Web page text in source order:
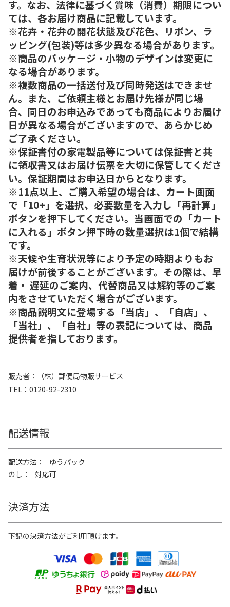
す。なお、法律に基づく賞味（消費）期限につい
ては、各お届け商品に記載しています。
※花卉・花弁の開花状態及び花色、リボン、ラ
ッピング(包装)等は多少異なる場合があります。
※商品のパッケージ・小物のデザインは変更に
なる場合があります。
※複数商品の一括送付及び同時発送はできませ
ん。また、ご依頼主様とお届け先様が同じ場
合、同日のお申込みであっても商品によりお届け
日が異なる場合がございますので、あらかじめ
ご了承ください。
※保証書付の家電製品等については保証書と共
に領収書又はお届け伝票を大切に保管してくださ
い。保証期間はお申込日からとなります。
※11点以上、ご購入希望の場合は、カート画面
で「10+」を選択、必要数量を入力し「再計算」
ボタンを押下してください。当画面での「カート
に入れる」ボタン押下時の数量選択は1個で結構
です。
※天候や生育状況等により予定の時期よりもお
届けが前後することがございます。その際は、早
着・ 遅延のご案内、代替商品又は解約等のご案
内をさせていただく場合がございます。
※商品説明文に登場する「当店」、「自店」、
「当社」、「自社」等の表記については、商品
提供者を指しております。
販売者
（株）郵便局物販サービス
TEL
0120-92-2310
配送情報
配送方法
ゆうパック
のし
対応可
決済方法
下記の決済方法がご利用頂けます。